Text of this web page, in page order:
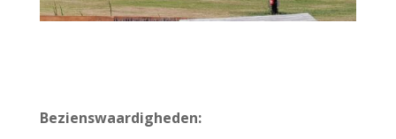
Bezienswaardigheden: